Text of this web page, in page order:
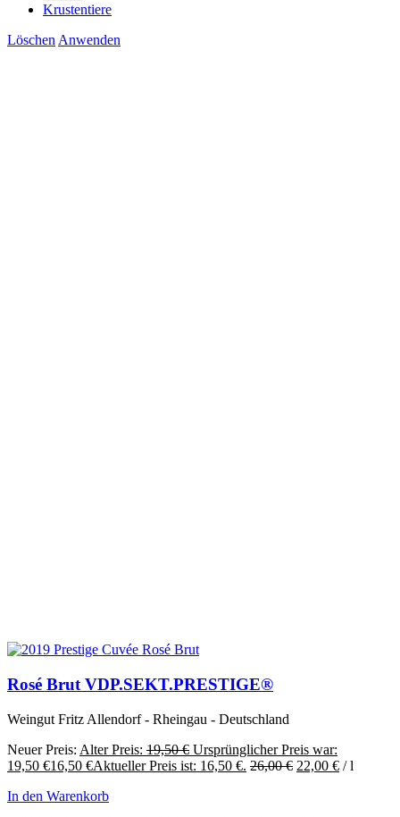
Krustentiere
Löschen Anwenden
Rosé Brut VDP.SEKT.PRESTIGE®
Weingut Fritz Allendorf - Rheingau - Deutschland
Neuer Preis: Alter Preis: 19,50€ Ursprünglicher Preis war:
19,50 €16,50 €Aktueller Preis ist: 16,50 €. 26,00€ 22,00 € /l
In den Warenkorb